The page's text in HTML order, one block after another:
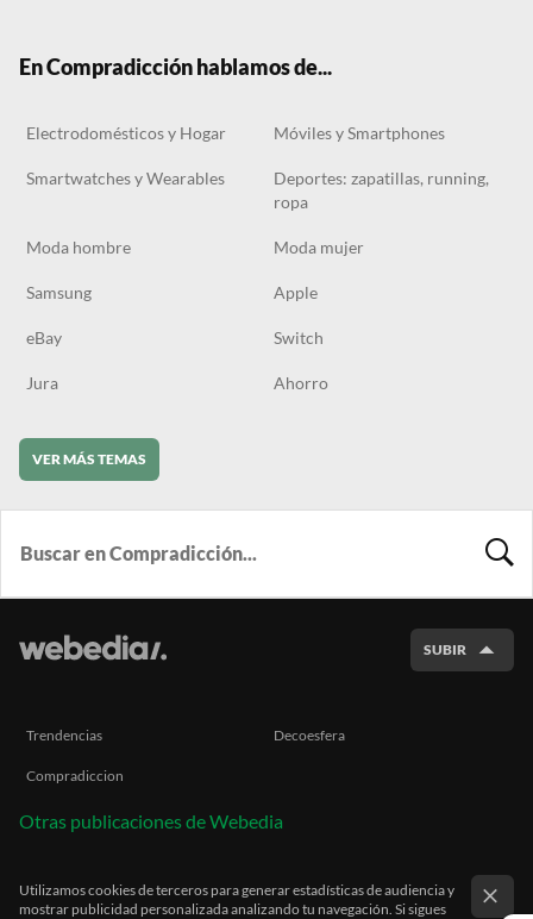
En Compradicción hablamos de...
Electrodomésticos y Hogar Móviles y Smartphones
Smartwatches y Wearables
Deportes: zapatillas, running,
ropa
Moda hombre Moda mujer
Samsung Apple
eBay Switch
Jura Ahorro
VER MÁS TEMAS
SUBIR
Trendencias Decoesfera
Compradiccion
Otras publicaciones de Webedia
Utilizamos cookies de terceros para generar estadísticas de audiencia y
mostrar publicidad personalizada analizando tu navegación. Si sigues